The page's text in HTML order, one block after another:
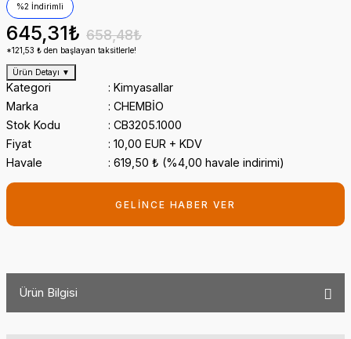
%2 İndirimli
645,31₺ 658,48₺
*121,53 ₺ den başlayan taksitlerle!
Ürün Detayı ▼
Kategori
Kimyasallar
Marka
CHEMBİO
Stok Kodu
CB3205.1000
Fiyat
10,00 EUR + KDV
Havale
619,50 ₺ (%4,00 havale indirimi)
GELİNCE HABER VER
Ürün Bilgisi